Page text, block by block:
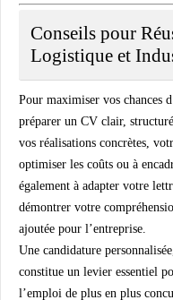
Conseils pour
Logistique et
Pour maximiser vos chances
préparer un CV clair,
vos réalisations concrètes,
optimiser les coûts ou à
également à adapter votre
démontrer votre
ajoutée pour l’entreprise.
Une candidature
constitue un levier essentiel
l’emploi de plus en plus